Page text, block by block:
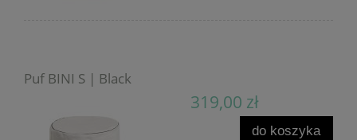
Puf BINI S | Black
319,00 zł
do koszyka